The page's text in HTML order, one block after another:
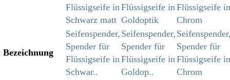
Bezeichnung
Seifenspender,
Spender für
Flüssigseife in
Schwar..
Seifenspender,
Spender für
Flüssigseife in
Goldop..
Spender für
Flüssigseife in
Chrom